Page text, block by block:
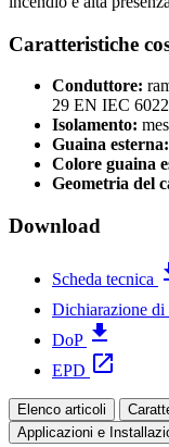
Caratteristiche
Conduttore:
29 EN IEC
Isolamento:
Guaina esterna:
Colore guaina
Geometria del
Download
Scheda tecnica
Dichiarazione
DoP file_download
EPD open_in_new
Elenco articoli
Applicazioni e